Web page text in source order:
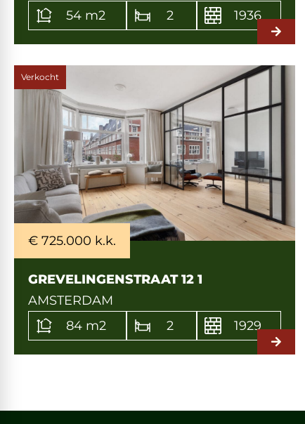
54 m2
2 1936
Verkocht
€ 725.000 k.k.
GREVELINGENSTRAAT 12 1
AMSTERDAM
84 m2
2 1929